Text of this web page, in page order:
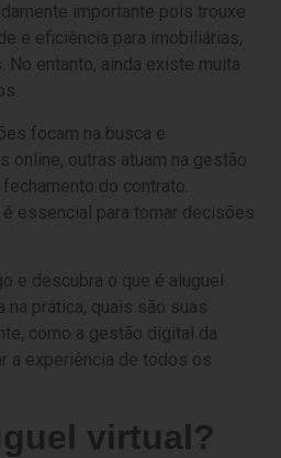
importante pois trouxe
e eficiência para imobiliárias,
entanto, ainda existe muita
focam na busca e
online, outras atuam na gestão
do contrato.
essencial para tomar decisões
e descubra o que é aluguel
na prática, quais são suas
como a gestão digital da
a experiência de todos os
virtual?